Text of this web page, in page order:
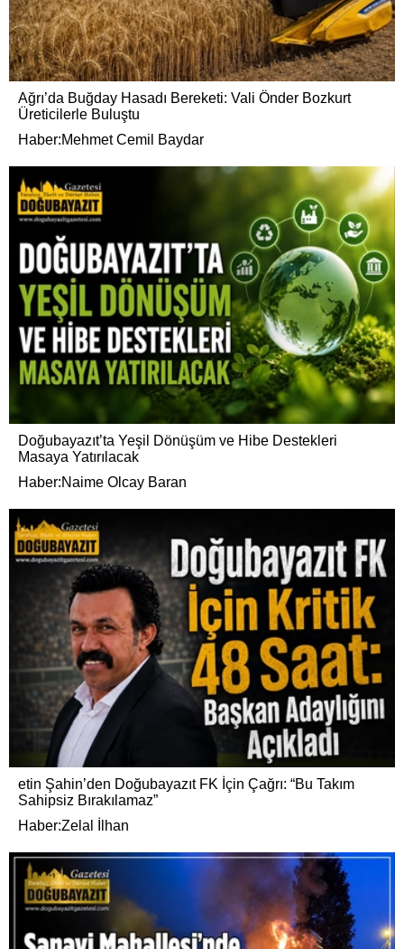
Ağrı’da Buğday Hasadı Bereketi: Vali Önder Bozkurt
Üreticilerle Buluştu
Haber:Mehmet Cemil Baydar
Doğubayazıt’ta Yeşil Dönüşüm ve Hibe Destekleri
Masaya Yatırılacak
Haber:Naime Olcay Baran
etin Şahin’den Doğubayazıt FK İçin Çağrı: “Bu Takım
Sahipsiz Bırakılamaz”
Haber:Zelal İlhan